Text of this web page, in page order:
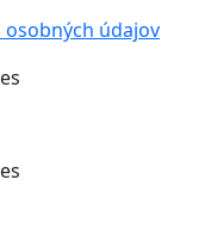
osobných údajov